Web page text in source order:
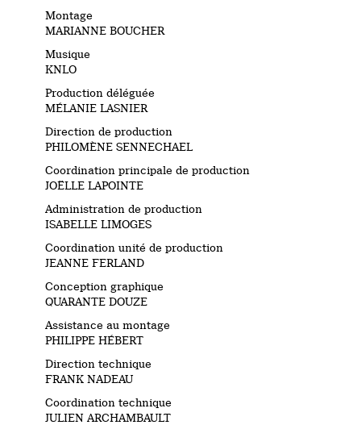
Montage
MARIANNE BOUCHER
Musique
KNLO
Production déléguée
MÉLANIE LASNIER
Direction de production
PHILOMÈNE SENNECHAEL
Coordination principale de production
JOËLLE LAPOINTE
Administration de production
ISABELLE LIMOGES
Coordination unité de production
JEANNE FERLAND
Conception graphique
QUARANTE DOUZE
Assistance au montage
PHILIPPE HÉBERT
Direction technique
FRANK NADEAU
Coordination technique
JULIEN ARCHAMBAULT